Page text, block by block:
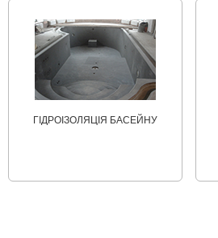
ГІДРОІЗОЛЯЦІЯ БАСЕЙНУ